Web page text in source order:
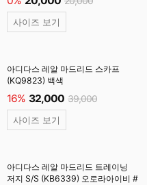
사이즈 보기
아디다스 레알 마드리드 스카프
(KQ9823) 백색
16% 32,000 39,000
사이즈 보기
아디다스 레알 마드리드 트레이닝
저지 S/S (KB6339) 오로라아이비 #